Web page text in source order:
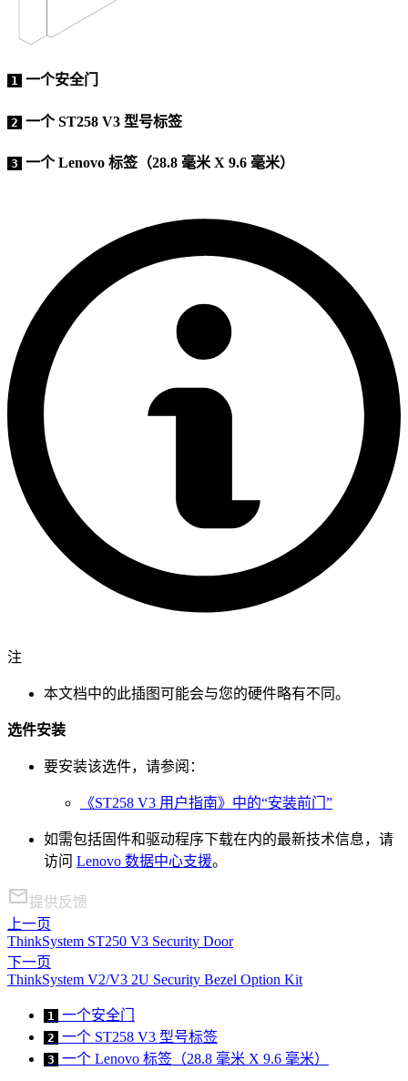
1 一个安全门
2 一个 ST258 V3 型号标签
3 一个 Lenovo 标签（28.8 毫米 X 9.6 毫米）
注
本文档中的此插图可能会与您的硬件略有不同。
选件安装
要安装该选件，请参阅：
《ST258 V3 用户指南》中的“安装前门”
如需包括固件和驱动程序下载在内的最新技术信息，请
访问 Lenovo 数据中心支援。
提供反馈
上一页
ThinkSystem ST250 V3 Security Door
下一页
ThinkSystem V2/V3 2U Security Bezel Option Kit
1 一个安全门
2 一个 ST258 V3 型号标签
3 一个 Lenovo 标签（28.8 毫米 X 9.6 毫米）